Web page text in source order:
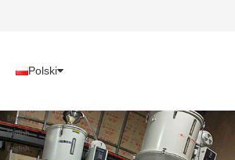
Polski